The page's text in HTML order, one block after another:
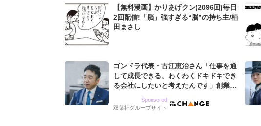
【無料漫画】かりあげクン(2096回)毎日
2回配信!「脳」強すぎる“脳”の持ち主/植
田まさし
ゴンドラ代表・古江恵治さん「仕事を通
して成長できる、わくわくドキドキでき
る会社にしたいと考えたんです」創業来
グ会社のアイデンティティ
Sponsored
双葉社グループサイト